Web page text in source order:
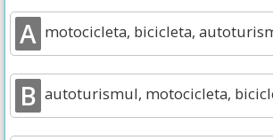
A motocicleta, bicicleta,
B autoturismul, motocicleta,